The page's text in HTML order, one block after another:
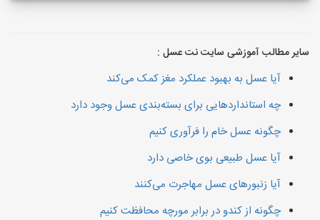
سایر مطالب آموزشی سایت نت عسل :
آیا عسل به بهبود عملکرد مغز کمک می‌کند
چه استانداردهایی برای بسته‌بندی عسل وجود دارد
چگونه عسل خام را فرآوری کنیم
آیا عسل طبیعی بوی خاصی دارد
آیا زنبورهای عسل مهاجرت می‌کنند
چگونه از کندو در برابر مورچه محافظت کنیم